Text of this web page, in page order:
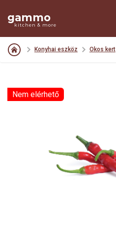
gammo
kitchen & more
Konyhai eszköz Okos kert
Nem elérhető